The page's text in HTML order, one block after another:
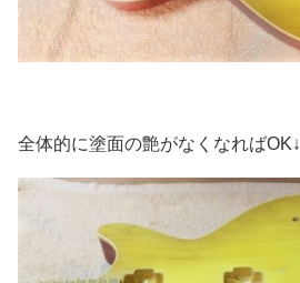
全体的に塗面の艶がなくなればOK↓